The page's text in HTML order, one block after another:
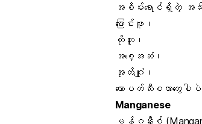
အစိမ်းရောင်ရှိတဲ့ အ
ပြောင်းဖူး၊
တိုဟူး၊
အစေ့အဆံ၊
အုတ်ဂျုံ၊
ထောပတ်သီးစတာတွေပါ
Manganese
မန်ဂနီးစ်